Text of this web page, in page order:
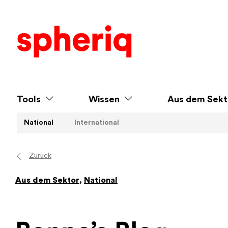
Tools Wissen Aus dem
National International
Zurück
Aus dem Sektor, National